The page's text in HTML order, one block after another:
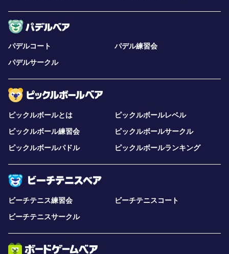
パデルコート
パデル練習会
パデルサークル
ピックルボールとは
ピックルボールレベル
ピックルボール練習会
ピックルボールサークル
ピックルボールパドル
ピックルボールランキング
ビーチテニス練習会
ビーチテニスコート
ビーチテニスサークル